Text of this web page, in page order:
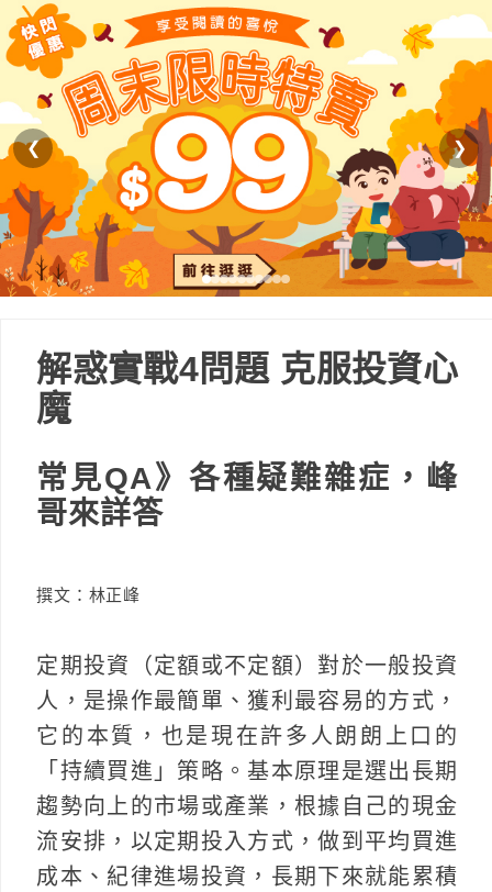
❮ ❯
解惑實戰4問題 克服投資心
魔
常見QA》各種疑難雜症，峰
哥來詳答
撰文：林正峰
定期投資（定額或不定額）對於一般投資
人，是操作最簡單、獲利最容易的方式，
它的本質，也是現在許多人朗朗上口的
「持續買進」策略。基本原理是選出長期
趨勢向上的市場或產業，根據自己的現金
流安排，以定期投入方式，做到平均買進
成本、紀律進場投資，長期下來就能累積